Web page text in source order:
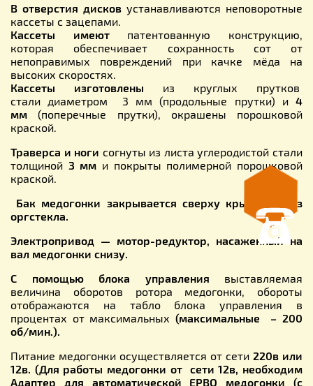
В отверстия дисков устанавливаются неповоротные
кассеты с зацепами.
Кассеты имеютпатентованную конструкцию,
которая обеспечивает сохранность сот от
непоправимых повреждений при качке мёда на
высоких скоростях.
Кассеты изготовлены из круглых прутков
стали диаметром 3 мм (продольные прутки) и 4
мм (поперечные прутки), окрашены порошковой
краской.
Траверса и ноги согнуты из листа углеродистой стали
толщиной 3 мм и покрыты полимерной порошковой
краской.
Бак медогонки закрывается сверху крышками из
оргстекла.
Электропривод — мотор-редуктор, насаженный на
вал медогонки снизу.
С помощью блока управления выставляемая
величина оборотов ротора медогонки, обороты
отображаются на табло блока управления в
процентах от максимальных (максимальные – 200
об/мин.).
Питание медогонки осуществляется от сети 220в или
12в. (Для работы медогонки от сети 12в, необходим
Адаптер для автоматической ЕРВО медогонки (с